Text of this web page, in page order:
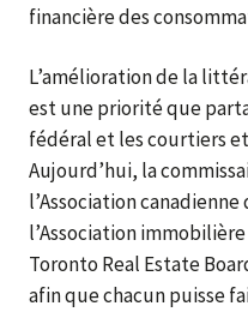
financière des
L’amélioration de la
est une priorité que
fédéral et les courtiers
Aujourd’hui, la
l’Association
l’Association
Toronto Real Estate
afin que chacun puisse